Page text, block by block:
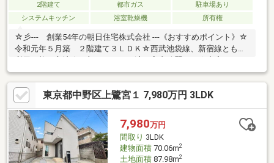
2階建て 都市ガス
駐車場あり
システムキッチン
浴室乾燥機 所有権
☆彡--- 創業54年の朝日住宅株式会社 ---《おすすめポイント》☆
令和元年５月築 ２階建て３ＬＤＫ☆西武池袋線、新宿線ともに
でも内見可能まず、フリーダイアルにご連絡を頂きまして『「上
鷺宮１丁目 中古住宅」の物件を見た』とお伝えいただくとスム
ーズです。担当スタッフがお客様のご希望に合わせてお手伝いを
させて頂きます。その際、他の要望やご希望など一緒にお聞きし
てご提案させて頂きます。---『親切、丁寧、しっかりした仕事』
をモットーに、お客様に寄り添ったご提案をさせて頂きます---
東京都中野区上鷺宮１ 7,980万円 3LDK
7,980万円
間取り 3LDK
建物面積70.06m2
土地面積87.98m2